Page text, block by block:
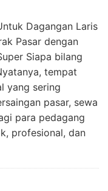
Dagangan Laris
Pasar dengan
Siapa bilang
tempat
yang sering
pasar, sewa
para pedagang
profesional, dan